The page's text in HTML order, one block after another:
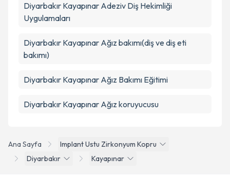
Ana Sayfa
Implant Ustu Zirkonyum Kopru
Diyarbakır
Kayapınar
Diyarbakır Kayapınar Adeziv Diş Hekimliği
Uygulamaları
Diyarbakır Kayapınar Ağız bakımı(diş ve diş eti
bakımı)
Diyarbakır Kayapınar Ağız Bakımı Eğitimi
Diyarbakır Kayapınar Ağız koruyucusu